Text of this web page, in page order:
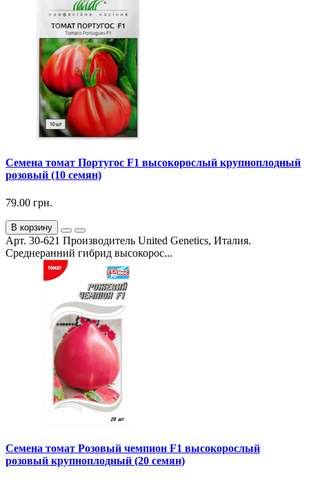
Семена томат Португос F1 высокорослый крупноплодный
розовый (10 семян)
79.00 грн.
В корзину
Арт. 30-621 Производитель United Genetics, Италия.
Среднеранний гибрид высокорос...
Семена томат Розовый чемпион F1 высокорослый
розовый крупноплодный (20 семян)